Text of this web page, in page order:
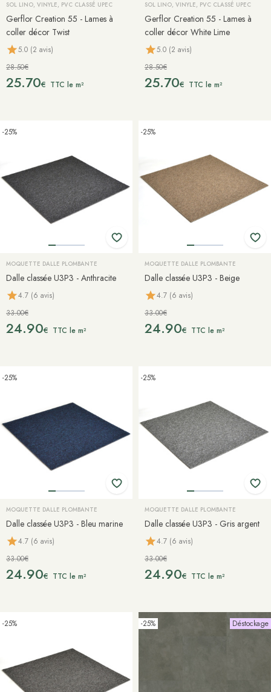
SOL LINO, VINYLE, PVC CLASSÉ UPEC
Gerflor Creation 55 - Lames à
coller décor Twist
5.0 (2 avis)
28.50€
25.70€ TTC le m²
SOL LINO, VINYLE, PVC CLASSÉ UPEC
Gerflor Creation 55 - Lames à
coller décor White Lime
5.0 (2 avis)
28.50€
25.70€ TTC le m²
-25%
MOQUETTE DALLE PLOMBANTE
Dalle classée U3P3 - Anthracite
4.7 (6 avis)
33.00€
24.90€ TTC le m²
-25%
MOQUETTE DALLE PLOMBANTE
Dalle classée U3P3 - Beige
4.7 (6 avis)
33.00€
24.90€ TTC le m²
-25%
MOQUETTE DALLE PLOMBANTE
Dalle classée U3P3 - Bleu marine
4.7 (6 avis)
33.00€
24.90€ TTC le m²
-25%
MOQUETTE DALLE PLOMBANTE
Dalle classée U3P3 - Gris argent
4.7 (6 avis)
33.00€
24.90€ TTC le m²
-25% -25% Déstockage